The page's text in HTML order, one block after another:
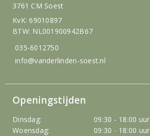
3761 CM Soest
KvK: 69010897
BTW: NL001900942B67
035-6012750
info@vanderlinden-soest.nl
Openingstijden
Dinsdag:
09:30 - 18:00 uur
Woensdag:
09:30 - 18:00 uur